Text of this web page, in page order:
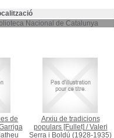
Nacional de Catalunya
de
Arxiu de tradicions
populars [Fullet] /Valeri
Serra i Boldú (1928-1935)